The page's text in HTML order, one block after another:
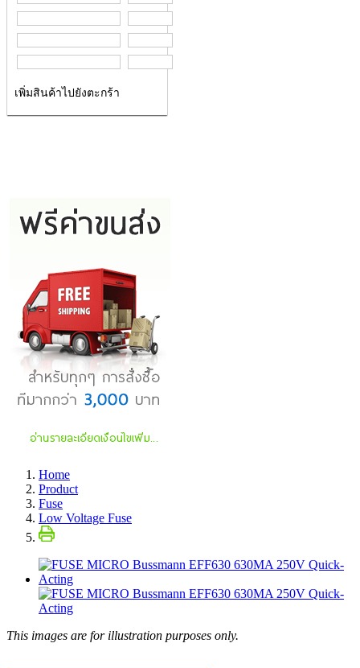
เพิ่มสินค้าไปยังตะกร้า
Home
Product
Fuse
Low Voltage Fuse
This images are for illustration purposes only.